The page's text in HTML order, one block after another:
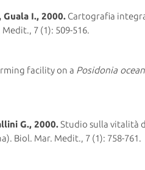
Guala I., 2000. Cartografia
7 (1): 509-516.
facility on a Posidonia
G., 2000.Studio sulla vitalità
Biol. Mar. Medit., 7 (1): 758-761.